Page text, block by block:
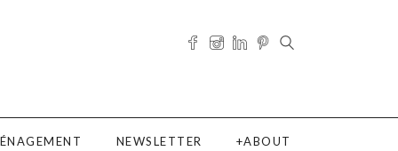
NEWSLETTER ABOUT